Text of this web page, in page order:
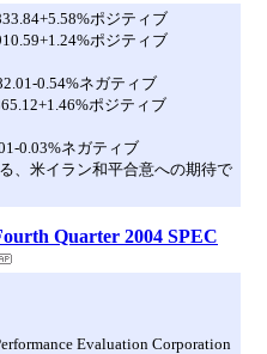
ポジティブ
ポジティブ
0.54%ネガティブ
ポジティブ
0.03%ネガティブ
、米イラン和平合意への期待で
Quarter 2004 SPEC
Evaluation Corporation